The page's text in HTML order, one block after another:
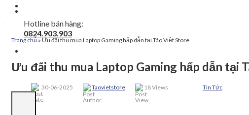
Hotline bán hàng:
0824.903.903
Trang chủ » Ưu đãi thu mua Laptop Gaming hấp dẫn tại Táo Việt Store
Ưu đãi thu mua Laptop Gaming hấp dẫn tại
30-06-2025 Taovietstore 18 Views Tin Tức